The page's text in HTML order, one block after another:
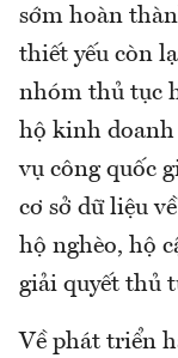
sớm hoàn
thiết yếu còn
nhóm thủ tục
hộ kinh doanh
vụ công quốc
cơ sở dữ liệu
hộ nghèo, hộ
giải quyết thủ
Về phát triển